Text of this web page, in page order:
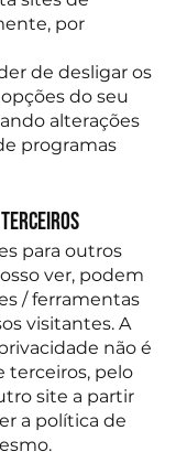
por
de desligar os
do seu
alterações
programas
terceiros
para outros
ver, podem
/ ferramentas
visitantes. A
não é
terceiros, pelo
site a partir
a política de